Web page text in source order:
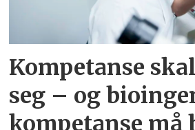
Kompetanse
seg – og
kompetanse må